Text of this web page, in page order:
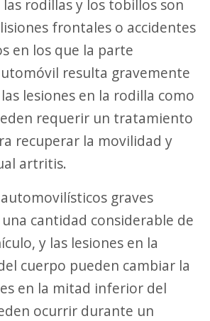
frontales o accidentes
en los que la parte
resulta gravemente
lesiones en la rodilla como
requerir un tratamiento
recuperar la movilidad y
artritis.
cantidad considerable de
y las lesiones en la
cuerpo pueden cambiar la
en la mitad inferior del
ocurrir durante un